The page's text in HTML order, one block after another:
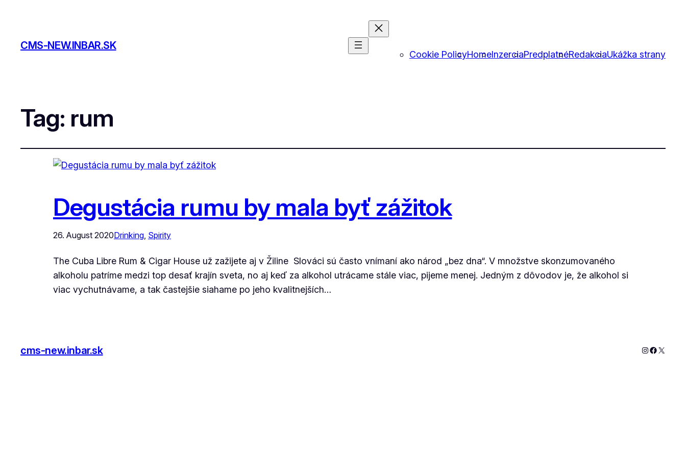
CMS-NEW.INBAR.SK
Cookie PolicyHomeInzerciaPredplatnéRedakciaUkážka strany
Tag: rum
Degustácia rumu by mala byť zážitok
26. August 2020Drinking, Spirity
The Cuba Libre Rum & Cigar House už zažijete aj v Žiline Slováci sú často vnímaní ako národ „bez dna“. V množstve skonzumovaného
alkoholu patríme medzi top desať krajín sveta, no aj keď za alkohol utrácame stále viac, pijeme menej. Jedným z dôvodov je, že alkohol si
viac vychutnávame, a tak častejšie siahame po jeho kvalitnejších…
cms-new.inbar.sk Instagram
X